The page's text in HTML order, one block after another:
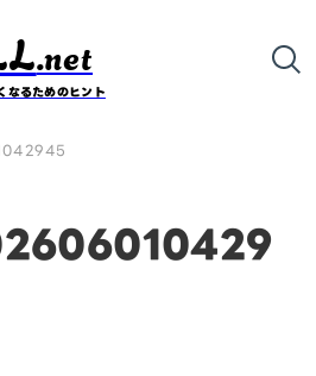
.net
なるためのヒント